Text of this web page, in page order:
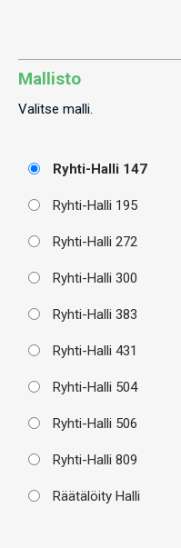
Mallisto
Valitse malli.
Ryhti-Halli 147
Ryhti-Halli 195
Ryhti-Halli 272
Ryhti-Halli 300
Ryhti-Halli 383
Ryhti-Halli 431
Ryhti-Halli 504
Ryhti-Halli 506
Ryhti-Halli 809
Räätälöity Halli